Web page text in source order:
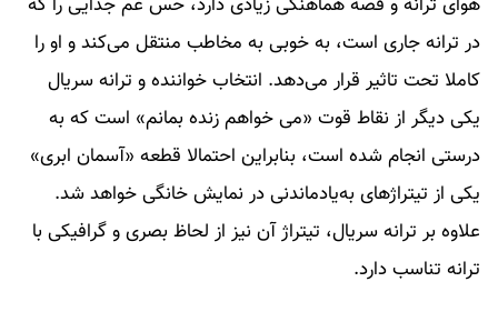
هوای ترانه و قصه هماهنگی زیادی دارد، حس غم جدایی را که
در ترانه جاری است، به خوبی به مخاطب منتقل می‌کند و او را
کاملا تحت تاثیر قرار می‌دهد. انتخاب خواننده و ترانه سریال
یکی دیگر از نقاط قوت «می‌ خواهم زنده بمانم» است که به
درستی انجام شده است، بنابراین احتمالا قطعه «آسمان ابری»
یکی از تیتراژهای به‌یادماندنی در نمایش خانگی خواهد شد.
علاوه بر ترانه سریال، تیتراژ آن نیز از لحاظ بصری و گرافیکی با
ترانه تناسب دارد.